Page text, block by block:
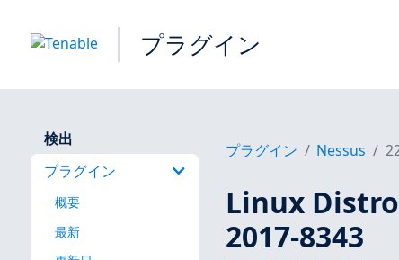
プラグイン
検出
プラグイン
概要
最新
プラグイン Nessus
Linux
2017-8343